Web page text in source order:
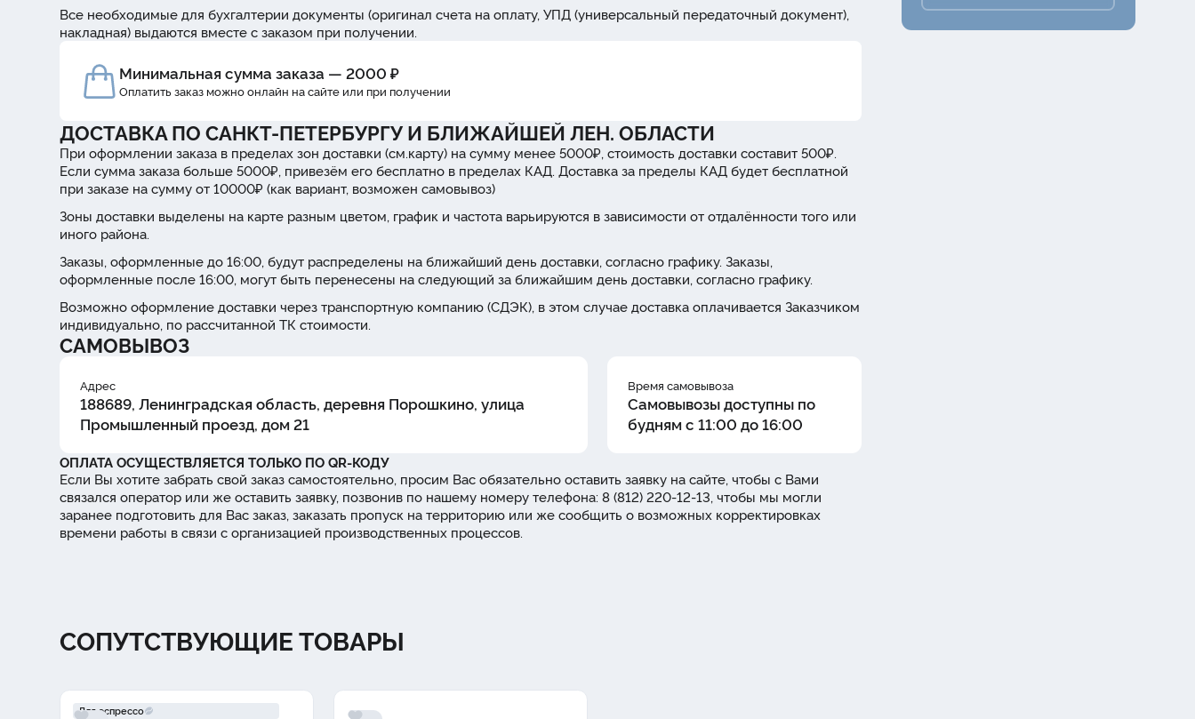
Все необходимые для бухгалтерии документы (оригинал счета на оплату, УПД (универсальный передаточный документ),
накладная) выдаются вместе с заказом при получении.
Минимальная сумма заказа — 2000 ₽
Оплатить заказ можно онлайн на сайте или при получении
ДОСТАВКА ПО САНКТ-ПЕТЕРБУРГУ И БЛИЖАЙШЕЙ ЛЕН. ОБЛАСТИ
При оформлении заказа в пределах зон доставки (см.карту) на сумму менее 5000₽, стоимость доставки составит 500₽.
Если сумма заказа больше 5000₽, привезём его бесплатно в пределах КАД. Доставка за пределы КАД будет бесплатной
при заказе на сумму от 10000₽ (как вариант, возможен самовывоз)
Зоны доставки выделены на карте разным цветом, график и частота варьируются в зависимости от отдалённости того или
иного района.
Заказы, оформленные до 16:00, будут распределены на ближайший день доставки, согласно графику. Заказы,
оформленные после 16:00, могут быть перенесены на следующий за ближайшим день доставки, согласно графику.
Возможно оформление доставки через транспортную компанию (СДЭК), в этом случае доставка оплачивается Заказчиком
индивидуально, по рассчитанной ТК стоимости.
САМОВЫВОЗ
Адрес
188689, Ленинградская область, деревня Порошкино, улица
Промышленный проезд, дом 21
Время самовывоза
Самовывозы доступны по
будням с 11:00 до 16:00
ОПЛАТА ОСУЩЕСТВЛЯЕТСЯ ТОЛЬКО ПО QR-КОДУ
Если Вы хотите забрать свой заказ самостоятельно, просим Вас обязательно оставить заявку на сайте, чтобы с Вами
связался оператор или же оставить заявку, позвонив по нашему номеру телефона: 8 (812) 220-12-13, чтобы мы могли
заранее подготовить для Вас заказ, заказать пропуск на территорию или же сообщить о возможных корректировках
времени работы в связи с организацией производственных процессов.
СОПУТСТВУЮЩИЕ ТОВАРЫ
Для эспрессо